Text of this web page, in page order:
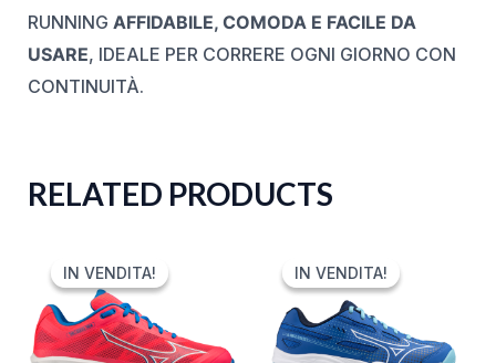
RUNNING AFFIDABILE, COMODA E FACILE DA
USARE, IDEALE PER CORRERE OGNI GIORNO CON
CONTINUITÀ.
RELATED PRODUCTS
IN VENDITA!
IN VENDITA!
PRICE
WAS:
120,00 €.
PRICE
IS:
IN VENDITA!
IN VENDITA!
PRICE
WAS:
80,00 €.
PRICE
IS: